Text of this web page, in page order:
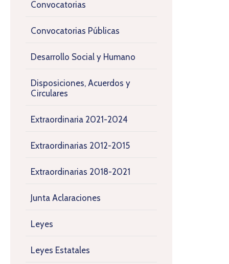
Convocatorias
Convocatorias Públicas
Desarrollo Social y Humano
Disposiciones, Acuerdos y
Circulares
Extraordinaria 2021-2024
Extraordinarias 2012-2015
Extraordinarias 2018-2021
Junta Aclaraciones
Leyes
Leyes Estatales